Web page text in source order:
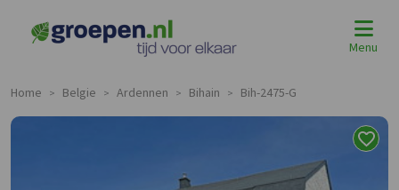
Menu
Home > Belgie > Ardennen > Bihain > Bih-2475-G